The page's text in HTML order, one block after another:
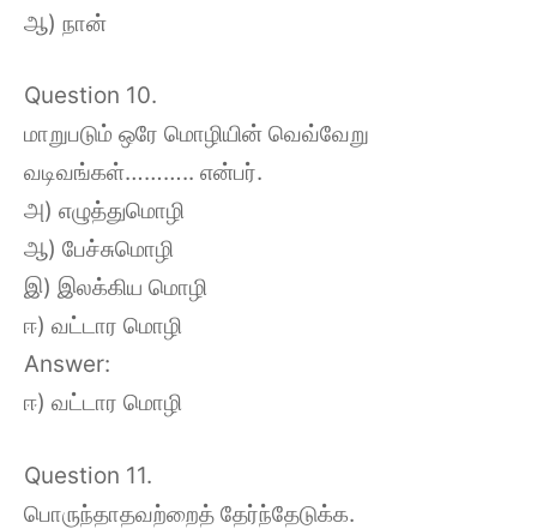
ஆ) நான்
Question 10.
மாறுபடும் ஒரே மொழியின் வெவ்வேறு
வடிவங்கள்……….. என்பர்.
அ) எழுத்துமொழி
ஆ) பேச்சுமொழி
இ) இலக்கிய மொழி
ஈ) வட்டார மொழி
Answer:
ஈ) வட்டார மொழி
Question 11.
பொருந்தாதவற்றைத் தேர்ந்தேடுக்க.